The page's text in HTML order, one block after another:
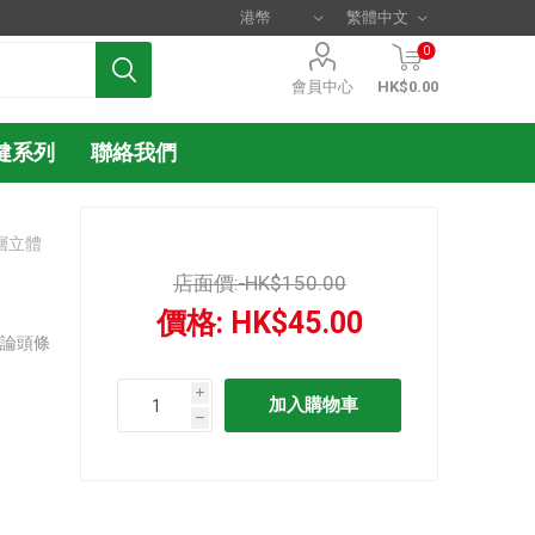
會員中心
0
HK$0.00
系列 聯絡我們
立體
頭條
店面價: HK$150.00
價格: HK$45.00
i
h